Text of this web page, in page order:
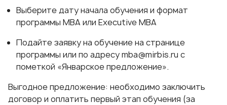
Выберите дату начала обучения и формат
программы МВА или Executive МВА
Подайте заявку на обучениена странице
программы или по адресуmba@mirbis.ru с
пометкой «Январское предложение».
Выгодное предложение: необходимо заключить
договор и оплатить первый этап обучения (за